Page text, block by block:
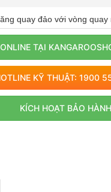
quay đảo với vòng quay
bảo vệ khi quá nhiệt
cao cấp, nhẹ, có độ bền
TẠI
KỸ THUẬT: 1900
KÍCH HOẠT BẢO HÀNH